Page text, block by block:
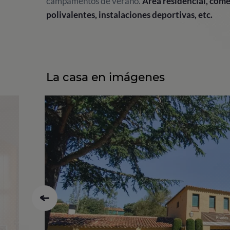
polivalentes, instalaciones deportivas, etc.
La casa en imágenes